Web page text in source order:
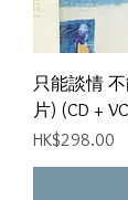
只能談情
片) (CD +
Price
HK$298.00